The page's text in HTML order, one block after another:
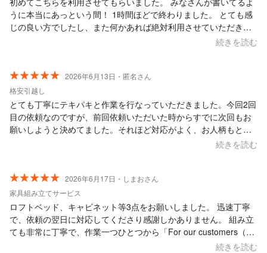
うに本当にあっという間！ 1時間ほどで終わりました。 とても感
じの良い方でしたし、また何かあれば絶対利用させていただきた
続きを読む
2026年6月13日・匿名さん
格安引越し
とても丁寧にテキパキと作業を行なっていただきました。今回2回
目の依頼なのですが、前回依頼いただいた時からすでに次回もお
願いしようと決めてました。それほど対応がよく、お人柄もとて
も優しい方です。また友人知人にもおすすめするくらいとても満
回もお願いしたいと思います。
続きを読む
2026年6月17日・しまおさん
家具組み立てサービス
ロフトベッド、キャビネット等3点をお願いしました。 迅速丁寧
で、依頼の翌日に対応してくださり感謝しかありません。 組み立
ても非常に丁寧で、作業一つひとつから「For our customers（お
客様のために）」という気持ちが伝わってきました。 安心してお
続きを読む